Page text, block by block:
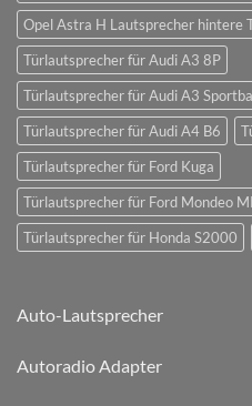
Opel Astra H Lautsprecher hintere
Türlautsprecher für Audi A3 8P
Türlautsprecher für Audi A3
Türlautsprecher für Audi A4 B6
Türlautsprecher für Ford Kuga
Türlautsprecher für Ford Mondeo
Türlautsprecher für Honda S2000
Auto-Lautsprecher
Autoradio Adapter